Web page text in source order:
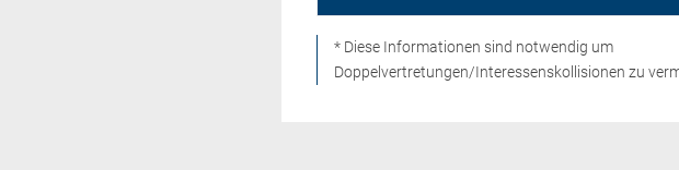
* Diese Informationen sind notwendig um
Doppelvertretungen/Interessenskollisionen zu